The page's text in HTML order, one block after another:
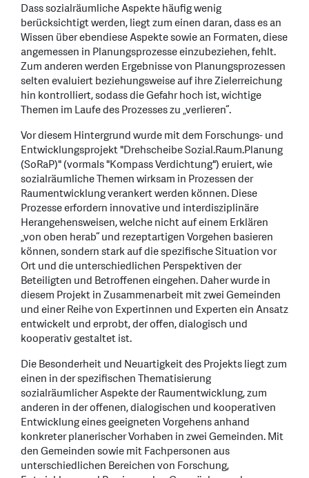
Dass sozialräumliche Aspekte häufig wenig
berücksichtigt werden, liegt zum einen daran, dass es an
Wissen über ebendiese Aspekte sowie an Formaten, diese
angemessen in Planungsprozesse einzubeziehen, fehlt.
Zum anderen werden Ergebnisse von Planungsprozessen
selten evaluiert beziehungsweise auf ihre Zielerreichung
hin kontrolliert, sodass die Gefahr hoch ist, wichtige
Themen im Laufe des Prozesses zu „verlieren“.
Vor diesem Hintergrund wurde mit dem Forschungs- und
Entwicklungsprojekt "Drehscheibe Sozial.Raum.Planung
(SoRaP)" (vormals "Kompass Verdichtung") eruiert, wie
sozialräumliche Themen wirksam in Prozessen der
Raumentwicklung verankert werden können. Diese
Prozesse erfordern innovative und interdisziplinäre
Herangehensweisen, welche nicht auf einem Erklären
„von oben herab“ und rezeptartigen Vorgehen basieren
können, sondern stark auf die spezifische Situation vor
Ort und die unterschiedlichen Perspektiven der
Beteiligten und Betroffenen eingehen. Daher wurde in
diesem Projekt in Zusammenarbeit mit zwei Gemeinden
und einer Reihe von Expertinnen und Experten ein Ansatz
entwickelt und erprobt, der offen, dialogisch und
kooperativ gestaltet ist.
Die Besonderheit und Neuartigkeit des Projekts liegt zum
einen in der spezifischen Thematisierung
sozialräumlicher Aspekte der Raumentwicklung, zum
anderen in der offenen, dialogischen und kooperativen
Entwicklung eines geeigneten Vorgehens anhand
konkreter planerischer Vorhaben in zwei Gemeinden. Mit
den Gemeinden sowie mit Fachpersonen aus
unterschiedlichen Bereichen von Forschung,